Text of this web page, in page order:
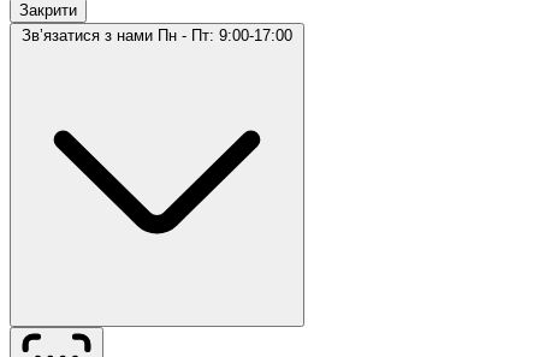
Закрити
Звʼязатися з нами Пн - Пт: 9:00-17:00